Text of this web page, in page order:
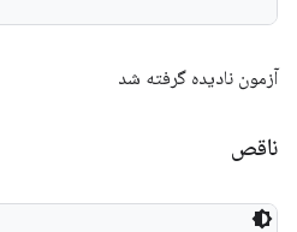
آزمون نادیده گرفته شد
ناقص